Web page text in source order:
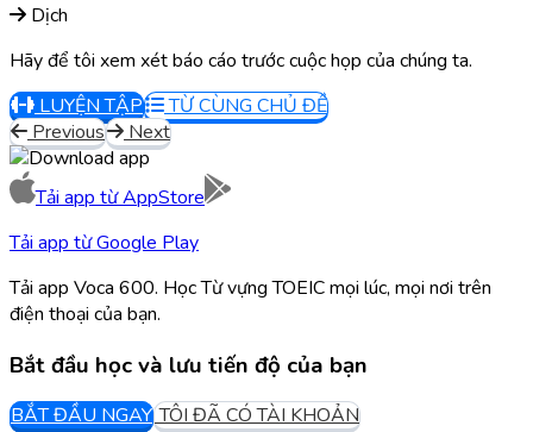
Dịch
Hãy để tôi xem xét báo cáo trước cuộc họp của chúng ta.
LUYỆN TẬP
TỪ CÙNG CHỦ ĐỀ
Previous
Next
Tải app từAppStore
Tải app từGoogle Play
Tải app Voca 600. Học Từ vựng TOEIC mọi lúc, mọi nơi trên
điện thoại của bạn.
Bắt đầu học và lưu tiến độ của bạn
BẮT ĐẦU NGAY TÔI ĐÃ CÓ TÀI KHOẢN